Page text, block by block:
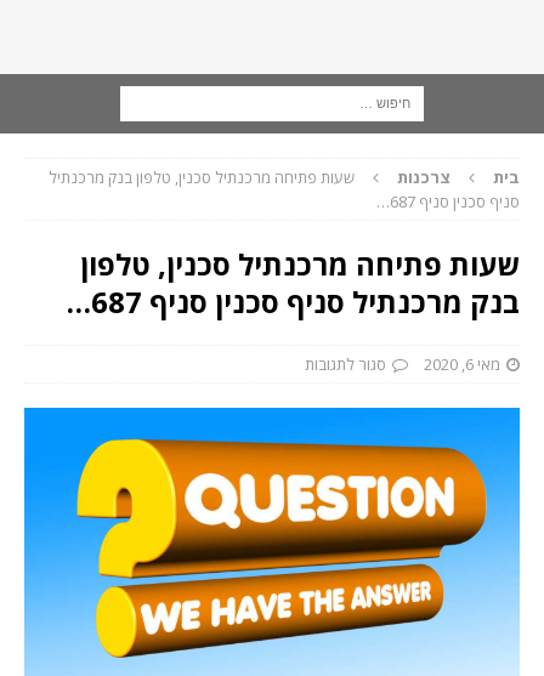
בית צרכנות
שעות פתיחה מרכנתיל סכנין, טלפון בנק מרכנתיל
סניף סכנין סניף 687…
שעות פתיחה מרכנתיל סכנין, טלפון
בנק מרכנתיל סניף סכנין סניף 687…
מאי 6, 2020 סגור לתגובות